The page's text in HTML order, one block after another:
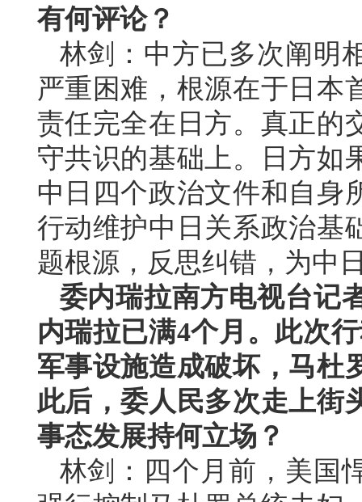
有何评论？
林剑：中方已多次阐明
严重困难，根源在于日本
责任完全在日方。真正的
守共识的基础上。日方如
中日四个政治文件和自身
行动维护中日关系政治基
题根源，反思纠错，为中
委内瑞拉南方电视台记
内瑞拉已满4个月。此次
军事设施造成破坏，马杜
此后，委人民多次走上街
事态发展持何立场？
林剑：四个月前，美国